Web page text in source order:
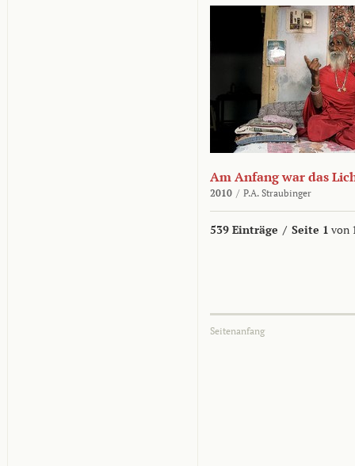
Am Anfang war das
2010 / P.A. Straubinger
539 Einträge / Seite 1 von
Seitenanfang